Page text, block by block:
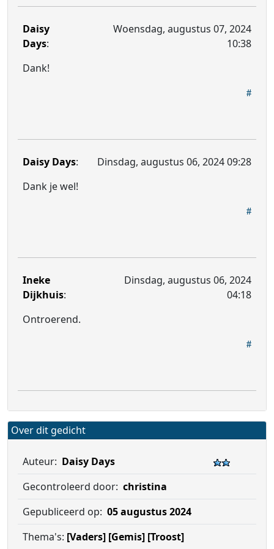
Daisy
Days:
Woensdag, augustus 07, 2024
10:38
Dank!
Daisy Days:
Dinsdag, augustus 06, 2024 09:28
Dank je wel!
Ineke
Dijkhuis:
Dinsdag, augustus 06, 2024
04:18
Ontroerend.
Over dit gedicht
Auteur: Daisy Days
Gecontroleerd door: christina
Gepubliceerd op: 05 augustus 2024
Thema's: [Vaders] [Gemis] [Troost]